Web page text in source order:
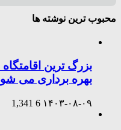
محبوب ترین نوشته ها
بزرگ ترین
بهره برداری می
۱۴۰۳-۰۸-۰۹ 6
1,341